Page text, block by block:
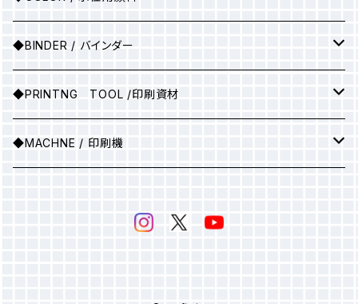
●A3サイズ
●A2サイズ
アルミ枠
アルミ枠+紗張り
フィルム
▶25ｇ
▶100ｇ
◆BINDER / バインダー
▶ソフトバインダー(カラー)
▶ソフトバインダー（ホワイト）
◆PRINTNG TOOL /印刷資材
スキージ
◆MACHNE / 印刷機